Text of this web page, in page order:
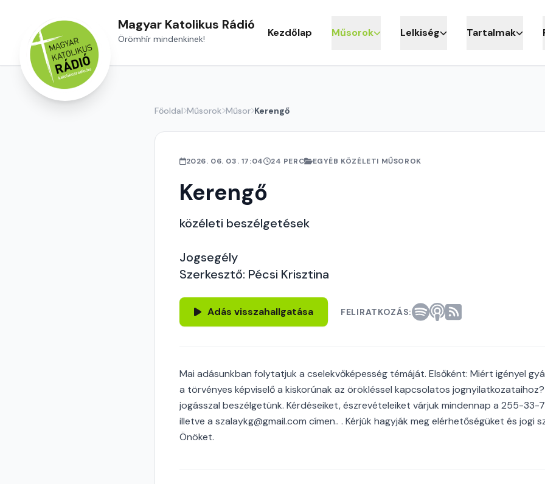
Magyar Katolikus Rádió
Örömhír mindenkinek! Kezdőlap Műsorok Lelkiség Tartalmak
Főoldal Műsorok Műsor Kerengő
2026. 06. 03. 17:04 24 PERC EGYÉB KÖZÉLETI MŰSOROK
Kerengő
közéleti beszélgetések
Jogsegély
Szerkesztő: Pécsi Krisztina
Adás visszahallgatása FELIRATKOZÁS:
Mai adásunkban folytatjuk a cselekvőképesség témáját. Elsőként: Miért igényel
a törvényes képviselő a kiskorúnak az örökléssel kapcsolatos jognyilatkozataihoz?
jogásszal beszélgetünk. Kérdéseiket, észrevételeiket várjuk mindennap a 255-
illetve a szalaykg@gmail.com címen.. . Kérjük hagyják meg elérhetőségüket és jogi
Önöket.